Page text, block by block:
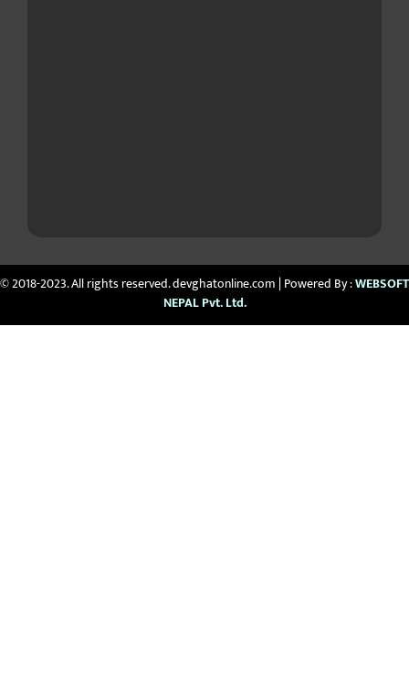
© 2018-2023. All rights reserved. devghatonline.com | Powered By :WEBSOFT
NEPAL Pvt. Ltd.